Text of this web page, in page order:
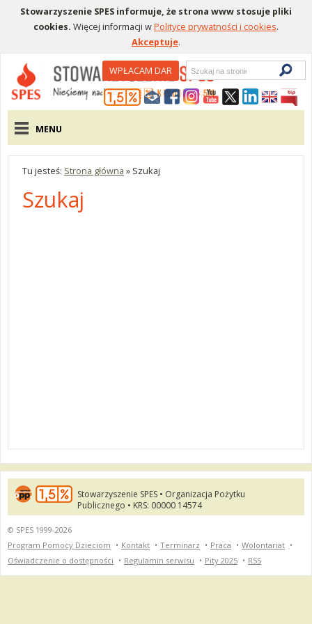
Stowarzyszenie SPES informuje, że strona www stosuje pliki
cookies. Więcej informacji wPolityce prywatności i cookies.
Akceptuje.
Menu pomocniczeWPŁACAM DAR
Wyszukiwarka
Menu główne
MENU
Tu jesteś: Strona główna » Szukaj
Szukaj
Stowarzyszenie SPES • Organizacja Pożytku
Publicznego • KRS: 00000 14574
© SPES 1999-2026
Program Pomocy Dzieciom • Kontakt • Terminarz • Praca • Wolontariat •
Oświadczenie o dostępności • Regulamin serwisu • Pity 2025 • RSS